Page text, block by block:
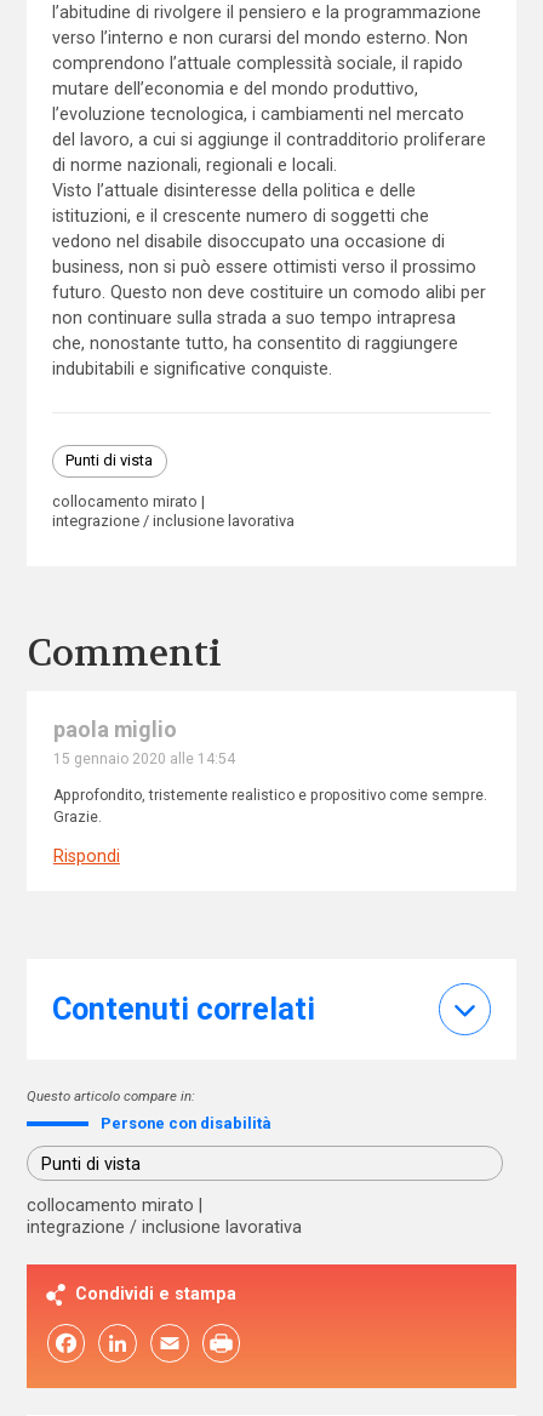
l’abitudine di rivolgere il pensiero e la programmazione
verso l’interno e non curarsi del mondo esterno. Non
comprendono l’attuale complessità sociale, il rapido
mutare dell’economia e del mondo produttivo,
l’evoluzione tecnologica, i cambiamenti nel mercato
del lavoro, a cui si aggiunge il contradditorio proliferare
di norme nazionali, regionali e locali.
Visto l’attuale disinteresse della politica e delle
istituzioni, e il crescente numero di soggetti che
vedono nel disabile disoccupato una occasione di
business, non si può essere ottimisti verso il prossimo
futuro. Questo non deve costituire un comodo alibi per
non continuare sulla strada a suo tempo intrapresa
che, nonostante tutto, ha consentito di raggiungere
indubitabili e significative conquiste.
Punti di vista
collocamento mirato
integrazione / inclusione lavorativa
Commenti
paola miglio
15 gennaio 2020 alle 14:54
Approfondito, tristemente realistico e propositivo come sempre.
Grazie.
Rispondi
Contenuti correlati
Questo articolo compare in:
Persone con disabilità
Punti di vista
collocamento mirato
integrazione / inclusione lavorativa
Condividi e stampa
FacebookLinkedIn Email